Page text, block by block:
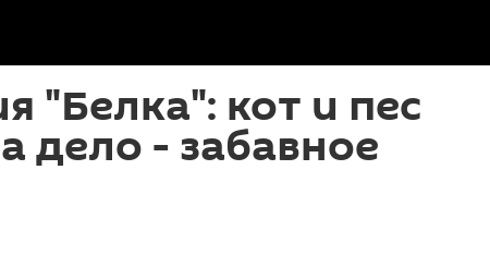
"Белка": кот и пес
дело - забавное